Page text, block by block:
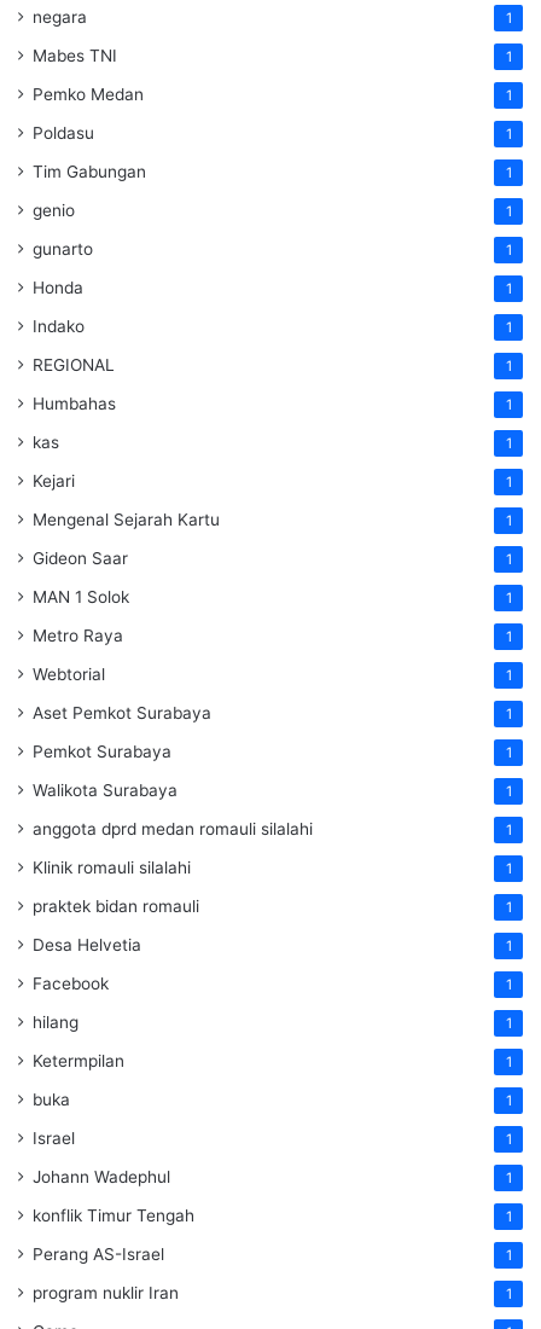
negara 1
Mabes TNI 1
Pemko Medan 1
Poldasu 1
Tim Gabungan 1
genio 1
gunarto 1
Honda 1
Indako 1
REGIONAL 1
Humbahas 1
kas 1
Kejari 1
Mengenal Sejarah Kartu 1
Gideon Saar 1
MAN 1 Solok 1
Metro Raya 1
Webtorial 1
Aset Pemkot Surabaya 1
Pemkot Surabaya 1
Walikota Surabaya 1
anggota dprd medan romauli silalahi 1
Klinik romauli silalahi 1
praktek bidan romauli 1
Desa Helvetia 1
Facebook 1
hilang 1
Ketermpilan 1
buka 1
Israel 1
Johann Wadephul 1
konflik Timur Tengah 1
Perang AS-Israel 1
program nuklir Iran 1